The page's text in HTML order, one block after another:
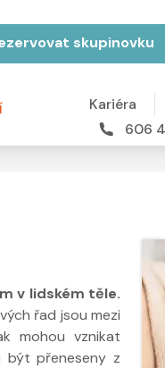
skupinovku
Kariéra
606
v lidském těle.
řad jsou mezi
mohou vznikat
být přeneseny z